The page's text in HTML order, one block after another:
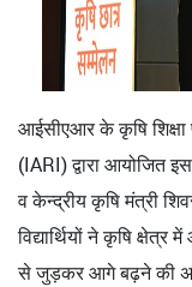
आईसीएआर के कृषि
(IARI) द्वारा आयोजित
व केन्द्रीय कृषि मंत्री
विद्यार्थियों ने कृषि
से जुड़कर आगे बढ़ने की